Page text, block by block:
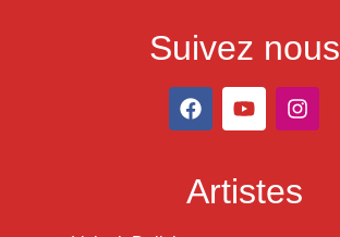
Suivez nous
Artistes